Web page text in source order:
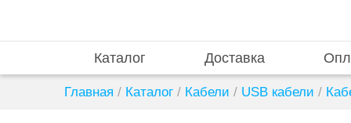
Каталог Доставка
Главная / Каталог / Кабели / USB кабели /